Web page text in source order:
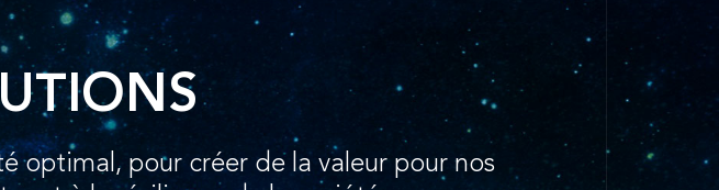
optimal, pour créer de la valeur pour nos